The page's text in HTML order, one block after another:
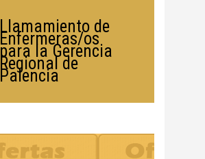
Llamamiento de
Enfermeras/os
para la Gerencia
Regional de
Palencia